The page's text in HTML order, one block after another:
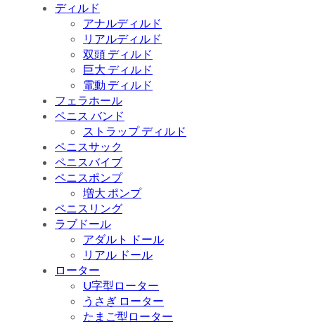
ディルド
アナルディルド
リアルディルド
双頭 ディルド
巨大 ディルド
電動 ディルド
フェラホール
ペニス バンド
ストラップ ディルド
ペニスサック
ペニスバイブ
ペニスポンプ
増大 ポンプ
ペニスリング
ラブドール
アダルト ドール
リアル ドール
ローター
U字型ローター
うさぎ ローター
たまご型ローター